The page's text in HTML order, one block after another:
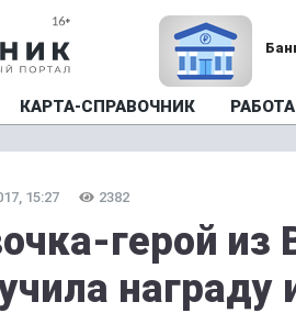
КАРТА-СПРАВОЧНИК РАБОТА
15:27 2382
герой из
награду